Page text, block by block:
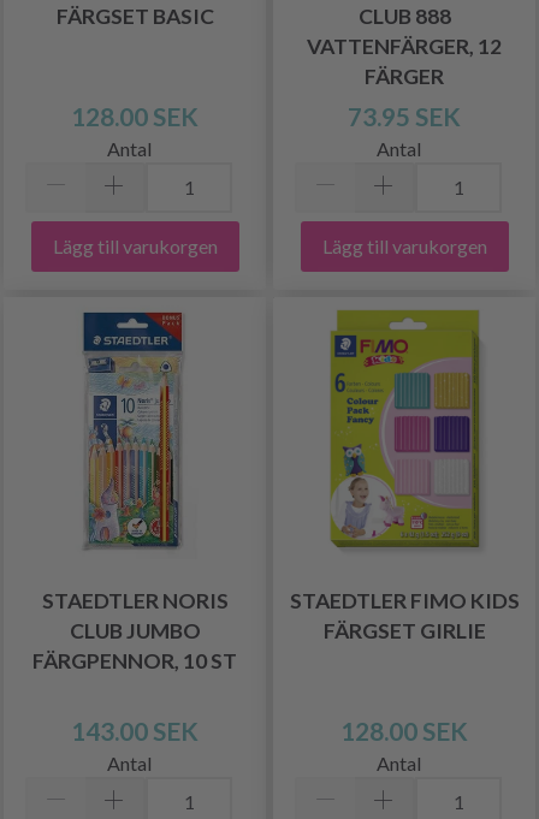
FÄRGSET BASIC
128.00 SEK
Antal
Lägg till varukorgen
CLUB 888
VATTENFÄRGER, 12
FÄRGER
73.95 SEK
Antal
Lägg till varukorgen
STAEDTLER NORIS
CLUB JUMBO
FÄRGPENNOR, 10 ST
143.00 SEK
Antal
STAEDTLER FIMO KIDS
FÄRGSET GIRLIE
128.00 SEK
Antal